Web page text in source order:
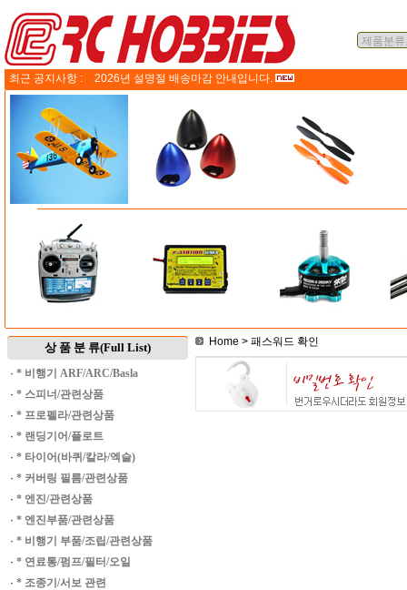
최근 공지사항 : 2026년 설명절 배송마감 안내입니다.
상 품 분 류(Full List)
· * 비행기 ARF/ARC/Basla
· * 스피너/관련상품
· * 프로펠라/관련상품
· * 랜딩기어/플로트
· * 타이어(바퀴/칼라/엑슬)
· * 커버링 필름/관련상품
· * 엔진/관련상품
· * 엔진부품/관련상품
· * 비행기 부품/조립/관련상품
· * 연료통/펌프/필터/오일
· * 조종기/서보 관련
Home > 패스워드 확인